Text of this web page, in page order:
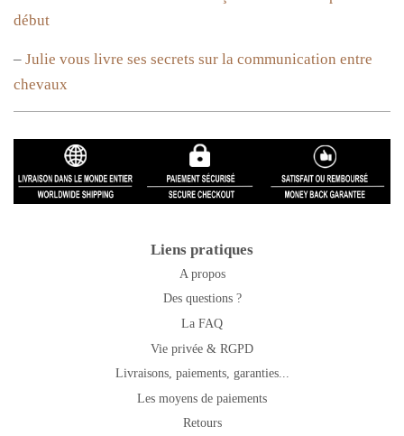
début
– Julie vous livre ses secrets sur la communication entre
chevaux
Liens pratiques
A propos
Des questions ?
La FAQ
Vie privée & RGPD
Livraisons, paiements, garanties...
Les moyens de paiements
Retours